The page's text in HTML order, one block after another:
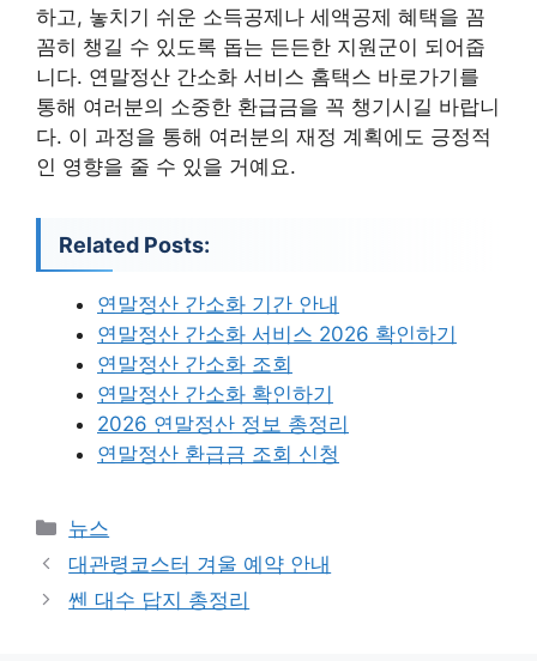
하고, 놓치기 쉬운 소득공제나 세액공제 혜택을 꼼
꼼히 챙길 수 있도록 돕는 든든한 지원군이 되어줍
니다. 연말정산 간소화 서비스 홈택스 바로가기를
통해 여러분의 소중한 환급금을 꼭 챙기시길 바랍니
다. 이 과정을 통해 여러분의 재정 계획에도 긍정적
인 영향을 줄 수 있을 거예요.
Related Posts:
연말정산 간소화 기간 안내
연말정산 간소화 서비스 2026 확인하기
연말정산 간소화 조회
연말정산 간소화 확인하기
2026 연말정산 정보 총정리
연말정산 환급금 조회 신청
카
테
고
리
뉴스
대관령코스터 겨울 예약 안내
쎈 대수 답지 총정리